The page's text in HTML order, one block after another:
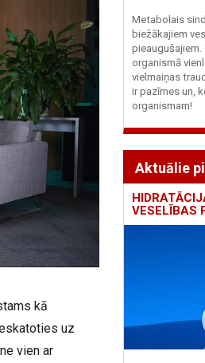
kā
uz
vien ar
Metabolais
biežākajiem
pieaugušajiem.
organismā
vielmaiņas
ir pazīmes un,
organismam!
Aktuālie
VESELĪBAS